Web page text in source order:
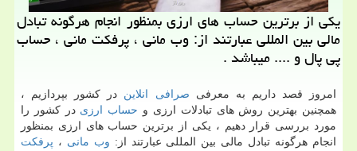
یكی از برترین حساب های ارزی بمنظور انجام هرگونه تبادل
مالی بین المللی عبارتند از: وب مانی ، پرفكت مانی ، حساب
پی پال و .... میباشد .
امروز قصد داریم به معرفی صرافی انلاین در کشور بپردازیم ،
همچنین بهترین روش های تبادلات ارزی و حساب ارزی در کشور را
مورد بررسی قرار دهیم ، یکی از برترین حساب های ارزی بمنظور
انجام هرگونه تبادل مالی بین المللی عبارتند از: وب مانی ، پرفکت